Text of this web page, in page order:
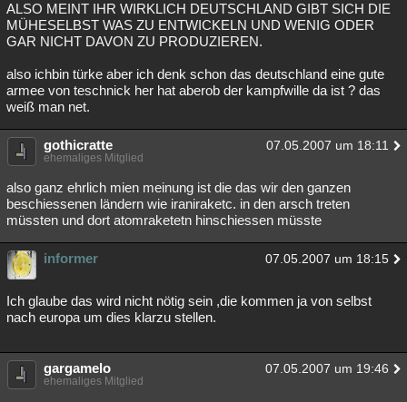
ALSO MEINT IHR WIRKLICH DEUTSCHLAND GIBT SICH DIE
MÜHESELBST WAS ZU ENTWICKELN UND WENIG ODER
GAR NICHT DAVON ZU PRODUZIEREN.
also ichbin türke aber ich denk schon das deutschland eine gute
armee von teschnick her hat aberob der kampfwille da ist ? das
weiß man net.
gothicratte 07.05.2007 um 18:11
ehemaliges Mitglied
also ganz ehrlich mien meinung ist die das wir den ganzen
beschiessenen ländern wie iraniraketc. in den arsch treten
müssten und dort atomraketetn hinschiessen müsste
informer 07.05.2007 um 18:15
Ich glaube das wird nicht nötig sein ,die kommen ja von selbst
nach europa um dies klarzu stellen.
gargamelo 07.05.2007 um 19:46
ehemaliges Mitglied